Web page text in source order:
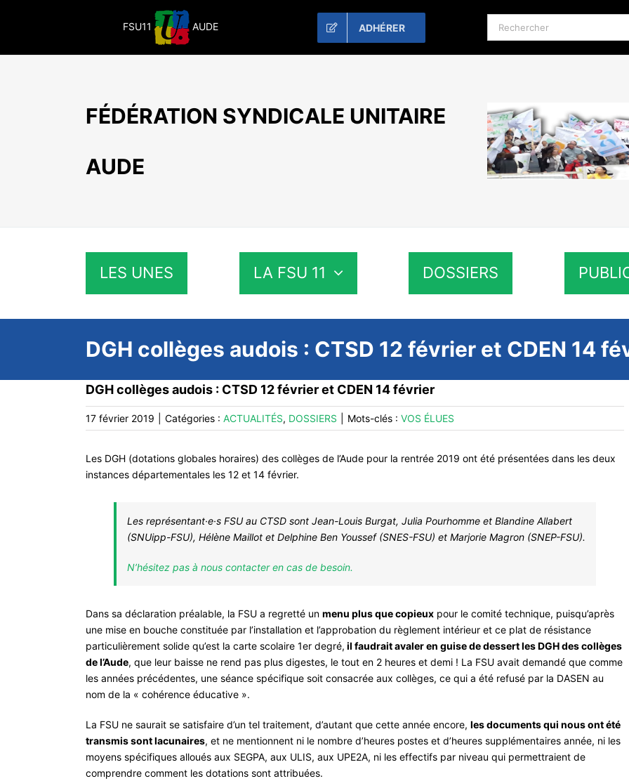
FSU11 AUDE ADHÉRER Rechercher:
FÉDÉRATION SYNDICALE UNITAIRE
AUDE
LES UNES LA FSU 11 DOSSIERS
DGH collèges audois : CTSD 12 février et CDEN 14
DGH collèges audois : CTSD 12 février et CDEN 14 février
17 février 2019 Catégories : ACTUALITÉS, DOSSIERS Mots-clés : VOS ÉLUES
Les DGH (dotations globales horaires) des collèges de l’Aude pour la rentrée 2019 ont été présentées dans les deux
instances départementales les 12 et 14 février.
Les représentant·e·s FSU au CTSD sont Jean-Louis Burgat, Julia Pourhomme et Blandine Allabert
(SNUipp-FSU), Hélène Maillot et Delphine Ben Youssef (SNES-FSU) et Marjorie Magron (SNEP-FSU).
N’hésitez pas à nous contacter en cas de besoin.
Dans sa déclaration préalable, la FSU a regretté un menu plus que copieux pour le comité technique, puisqu’après
une mise en bouche constituée par l’installation et l’approbation du règlement intérieur et ce plat de résistance
particulièrement solide qu’est la carte scolaire 1er degré, il faudrait avaler en guise de dessert les DGH des collèges
de l’Aude, que leur baisse ne rend pas plus digestes, le tout en 2 heures et demi ! La FSU avait demandé que comme
les années précédentes, une séance spécifique soit consacrée aux collèges, ce qui a été refusé par la DASEN au
nom de la « cohérence éducative ».
La FSU ne saurait se satisfaire d’un tel traitement, d’autant que cette année encore, les documents qui nous ont été
transmis sont lacunaires, et ne mentionnent ni le nombre d’heures postes et d’heures supplémentaires année, ni les
moyens spécifiques alloués aux SEGPA, aux ULIS, aux UPE2A, ni les effectifs par niveau qui permettraient de
comprendre comment les dotations sont attribuées.